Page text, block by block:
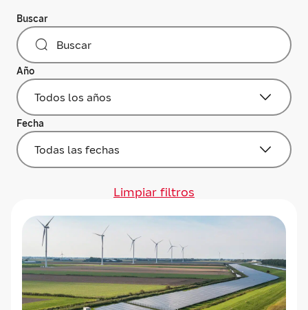
Buscar
Año
Todos los años
Fecha
Todas las fechas
Limpiar filtros